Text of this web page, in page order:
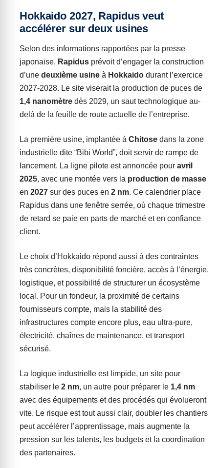
Hokkaido 2027, Rapidus veut
accélérer sur deux usines
Selon des informations rapportées par la presse
japonaise, Rapidus prévoit d’engager la construction
d’une deuxième usine à Hokkaido durant l’exercice
2027-2028. Le site viserait la production de puces de
1,4 nanomètre dès 2029, un saut technologique au-
delà de la feuille de route actuelle de l’entreprise.
La première usine, implantée à Chitose dans la zone
industrielle dite “Bibi World”, doit servir de rampe de
lancement. La ligne pilote est annoncée pour avril
2025, avec une montée vers la production de masse
en 2027 sur des puces en 2 nm. Ce calendrier place
Rapidus dans une fenêtre serrée, où chaque trimestre
de retard se paie en parts de marché et en confiance
client.
Le choix d’Hokkaido répond aussi à des contraintes
très concrètes, disponibilité foncière, accès à l’énergie,
logistique, et possibilité de structurer un écosystème
local. Pour un fondeur, la proximité de certains
fournisseurs compte, mais la stabilité des
infrastructures compte encore plus, eau ultra-pure,
électricité, chaînes de maintenance, et transport
sécurisé.
La logique industrielle est limpide, un site pour
stabiliser le 2 nm, un autre pour préparer le 1,4 nm
avec des équipements et des procédés qui évolueront
vite. Le risque est tout aussi clair, doubler les chantiers
peut accélérer l’apprentissage, mais augmente la
pression sur les talents, les budgets et la coordination
des partenaires.